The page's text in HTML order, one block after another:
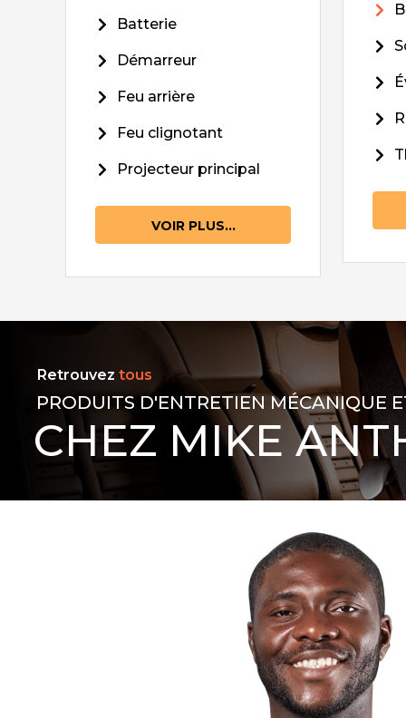
Batterie
Démarreur
Feu arrière
Feu clignotant
Projecteur principal
VOIR PLUS...
Retrouvez tous
PRODUITS D'ENTRETIEN MÉCANIQUE
CHEZ MIKE